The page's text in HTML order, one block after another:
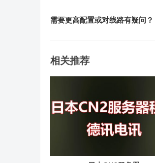
需要更高配置或对线路有疑问？
相关推荐